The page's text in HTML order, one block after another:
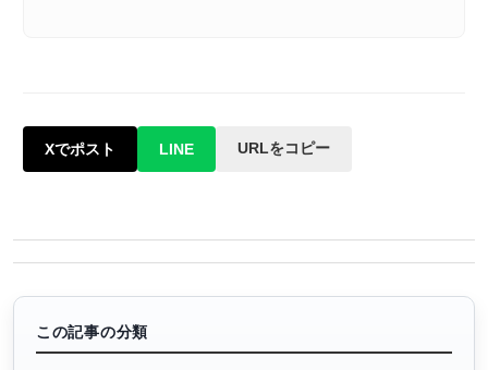
Xでポスト LINE URLをコピー
この記事の分類